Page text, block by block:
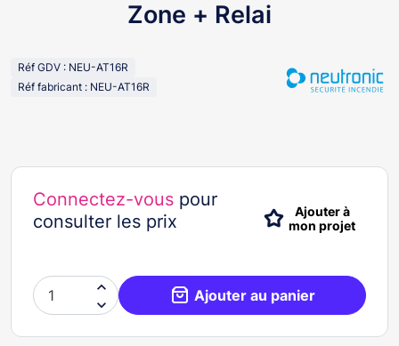
Zone + Relai
Réf GDV : NEU-AT16R
Réf fabricant : NEU-AT16R
Connectez-vous pour
consulter les prix
Ajouter à
mon projet

 Ajouter au panier